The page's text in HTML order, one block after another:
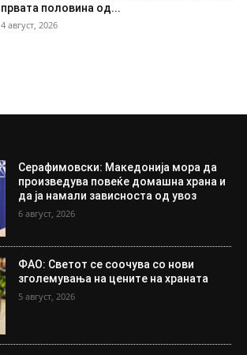
првата половина од...
4 август, 2026
Серафимовски: Македонија мора да
произведува повеќе домашна храна и
да ја намали зависноста од увоз
6 август, 2026
ФАО: Светот се соочува со нови
зголемувања на цените на храната
5 август, 2026